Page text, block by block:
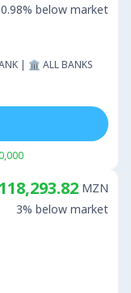
| 🏛 ALL BANKS
0.98% below market
MZN
3% below market